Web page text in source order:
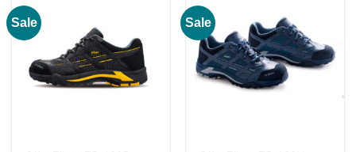
Sale Sale